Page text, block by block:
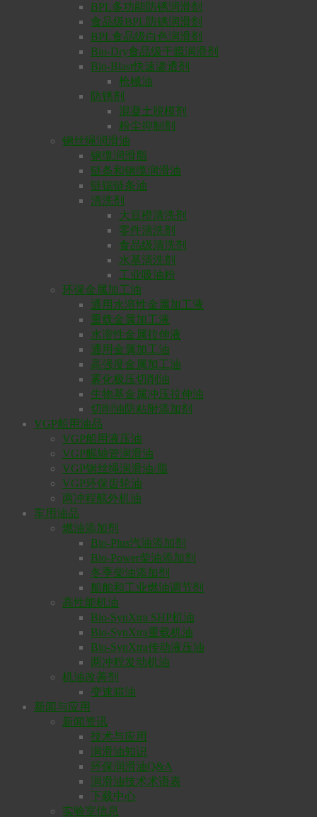
BPL多功能防锈润滑剂
食品级BPL防锈润滑剂
BPL食品级白色润滑剂
Bio-Dry食品级干膜润滑剂
Bio-Blast快速渗透剂
枪械油
防锈剂
混凝土脱模剂
粉尘抑制剂
钢丝绳润滑油
钢缆润滑脂
链条和钢缆润滑油
链锯链条油
清洗剂
大豆橙清洗剂
零件清洗剂
食品级清洗剂
水基清洗剂
工业吸油粉
环保金属加工油
通用水溶性金属加工液
重载金属加工液
水溶性金属拉伸液
通用金属加工油
高强度金属加工油
雾化极压切削油
生物基金属冲压拉伸油
切削油防粘附添加剂
VGP船用油品
VGP船用液压油
VGP艉轴管润滑油
VGP钢丝绳润滑油/脂
VGP环保齿轮油
两冲程舷外机油
车用油品
燃油添加剂
Bio-Plus汽油添加剂
Bio-Power柴油添加剂
冬季柴油添加剂
船舶和工业燃油调节剂
高性能机油
Bio-SynXtra SHP机油
Bio-SynXtra重载机油
Bio-SynXtra传动液压油
两冲程发动机油
机油改善剂
变速箱油
新闻与应用
新闻资讯
技术与应用
润滑油知识
环保润滑油Q&A
润滑油技术术语表
下载中心
实验室信息